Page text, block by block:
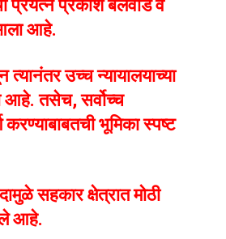
प्रयत्न प्रकाश बेलवाडे व
आहे.
त्यानंतर उच्च न्यायालयाच्या
आहे. तसेच, सर्वोच्च
भूमिका स्पष्ट
सहकार क्षेत्रात मोठी
आहे.